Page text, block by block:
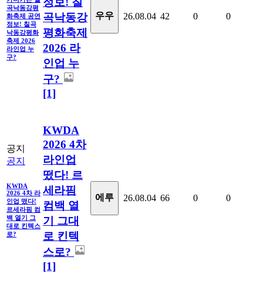
곡낙동강평
화축제 공연
정보! 칠곡
낙동강평화
축제 2026
라인업 누
구?
곡낙동강
평화축제
2026 라
인업 누
구?
[1]
우우 26.08.04 42 0 0
공지
공지
KWDA
2026 4차 라
인업 떴다!
르세라핌 컴
백 열기 그
대로 킨텍스
로?
KWDA
2026 4차
라인업
떴다! 르
세라핌
컴백 열
기 그대
로 킨텍
스로?
[1]
에루 26.08.04 66 0 0